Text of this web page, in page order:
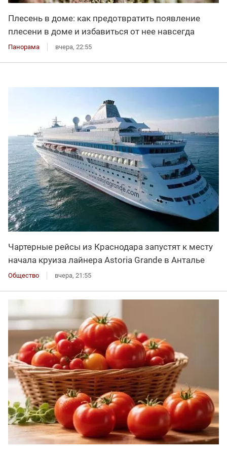
Плесень в доме: как предотвратить появление
плесени в доме и избавиться от нее навсегда
Панорама вчера, 22:55
Чартерные рейсы из Краснодара запустят к месту
начала круиза лайнера Astoria Grande в Анталье
Общество вчера, 21:55